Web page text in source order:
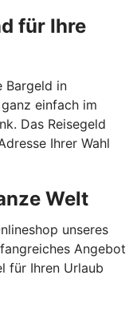
für Ihre
Bargeld in
einfach im
Das Reisegeld
Ihrer Wahl
Welt
unseres
Angebot
für Ihren Urlaub